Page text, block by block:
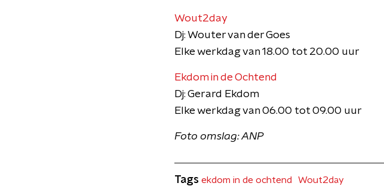
Wout2day
Dj: Wouter van der Goes
Elke werkdag van 18.00 tot 20.00 uur
Ekdom in de Ochtend
Dj: Gerard Ekdom
Elke werkdag van 06.00 tot 09.00 uur
Foto omslag: ANP
Tags ekdom in de ochtend Wout2day